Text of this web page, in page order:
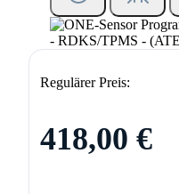
Regulärer Preis:
418,00 €